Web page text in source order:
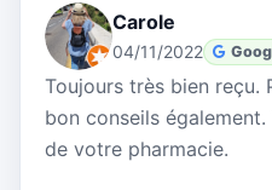
Carole
04/11/2022
Toujours très bien reçu.
bon conseils
de votre pharmacie.